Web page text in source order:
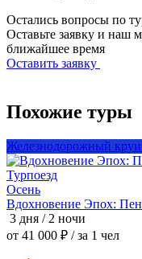
Остались вопросы по
Оставьте заявку и наш
ближайшее время
Оставить заявку
Похожие туры
Железнодорожный
Турпоезд
Осень
Вдохновение Эпох:
3 дня / 2 ночи
от 41 000 ₽ / за 1 чел